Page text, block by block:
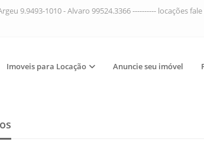
9.9493-1010 - Alvaro 99524.3366 ---------- locações
Imoveis para Locação Anuncie seu imóvel